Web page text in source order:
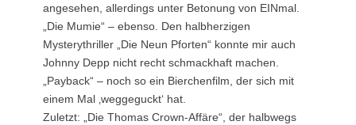
angesehen, allerdings unter Betonung von EINmal.
„Die Mumie“ – ebenso. Den halbherzigen
Mysterythriller „Die Neun Pforten“ konnte mir auch
Johnny Depp nicht recht schmackhaft machen.
„Payback“ – noch so ein Bierchenfilm, der sich mit
einem Mal ‚weggeguckt‘ hat.
Zuletzt: „Die Thomas Crown-Affäre“, der halbwegs